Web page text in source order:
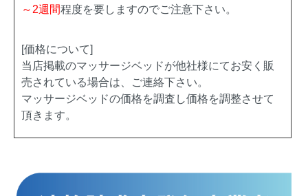
～2週間程度を要しますのでご注意下さい。
[価格について]
当店掲載のマッサージベッドが他社様にてお安く販
売されている場合は、ご連絡下さい。
マッサージベッドの価格を調査し価格を調整させて
頂きます。